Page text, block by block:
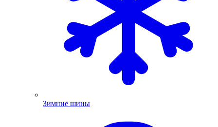
Зимние шины